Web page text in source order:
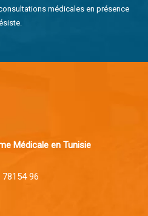
médicales en présence
Médicale en Tunisie
96